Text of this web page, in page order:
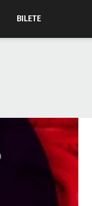
BILETE